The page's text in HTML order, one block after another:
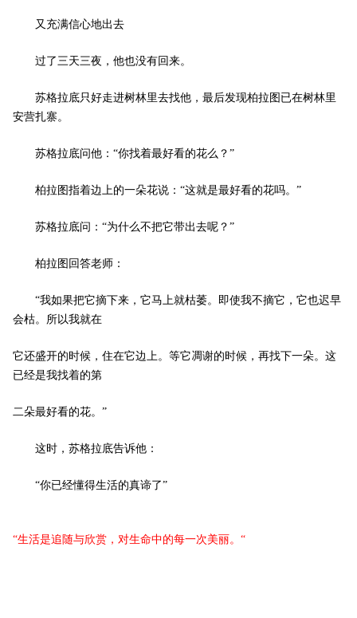
又充满信心地出去 ­
过了三天三夜，他也没有回来。 ­
苏格拉底只好走进树林里去找他，最后发现柏拉图已在树林里
安营扎寨。 ­
苏格拉底问他：“你找着最好看的花么？” ­
柏拉图指着边上的一朵花说：“这就是最好看的花吗。” ­
苏格拉底问：“为什么不把它带出去呢？” ­
柏拉图回答老师： ­
“我如果把它摘下来，它马上就枯萎。即使我不摘它，它也迟早
会枯。所以我就在 ­
它还盛开的时候，住在它边上。等它凋谢的时候，再找下一朵。这
已经是我找着的第 ­
二朵最好看的花。” ­
这时，苏格拉底告诉他： ­
“你已经懂得生活的真谛了” ­
“生活是追随与欣赏，对生命中的每一次美丽。“ ­